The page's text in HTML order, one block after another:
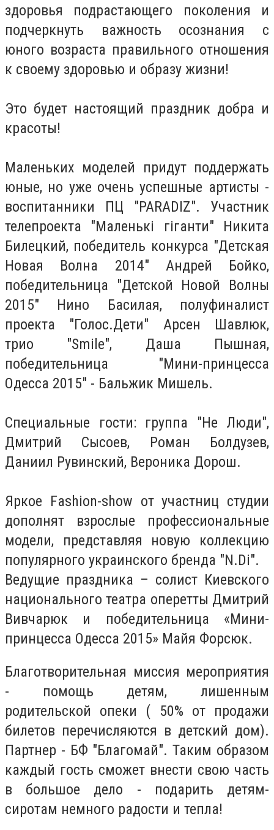
здоровья подрастающего поколения и
подчеркнуть важность осознания с
юного возраста правильного отношения
к своему здоровью и образу жизни!
Это будет настоящий праздник добра и
красоты!
Маленьких моделей придут поддержать
юные, но уже очень успешные артисты -
воспитанники ПЦ "PARADIZ". Участник
телепроекта "Маленькі гіганти" Никита
Билецкий, победитель конкурса "Детская
Новая Волна 2014" Андрей Бойко,
победительница "Детской Новой Волны
2015" Нино Басилая, полуфиналист
проекта "Голос.Дети" Арсен Шавлюк,
трио "Smile", Даша Пышная,
победительница "Мини-принцесса
Одесса 2015" - Бальжик Мишель.
Специальные гости: группа "Не Люди",
Дмитрий Сысоев, Роман Болдузев,
Даниил Рувинский, Вероника Дорош.
Яркое Fashion-show от участниц студии
дополнят взрослые профессиональные
модели, представляя новую коллекцию
популярного украинского бренда "N.Di".
Ведущие праздника – солист Киевского
национального театра оперетты Дмитрий
Вивчарюк и победительница «Мини-
принцесса Одесса 2015» Майя Форсюк.
Благотворительная миссия мероприятия
- помощь детям, лишенным
родительской опеки ( 50% от продажи
билетов перечисляются в детский дом).
Партнер - БФ "Благомай". Таким образом
каждый гость сможет внести свою часть
в большое дело - подарить детям-
сиротам немного радости и тепла!